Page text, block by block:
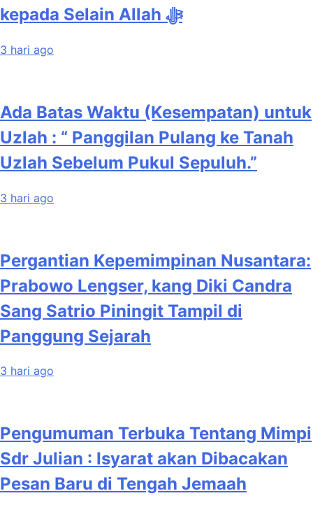
kepada Selain Allah ﷻ
3 hari ago
Ada Batas Waktu (Kesempatan) untuk
Uzlah : “ Panggilan Pulang ke Tanah
Uzlah Sebelum Pukul Sepuluh.”
3 hari ago
Pergantian Kepemimpinan Nusantara:
Prabowo Lengser, kang Diki Candra
Sang Satrio Piningit Tampil di
Panggung Sejarah
3 hari ago
Pengumuman Terbuka Tentang Mimpi
Sdr Julian : Isyarat akan Dibacakan
Pesan Baru di Tengah Jemaah